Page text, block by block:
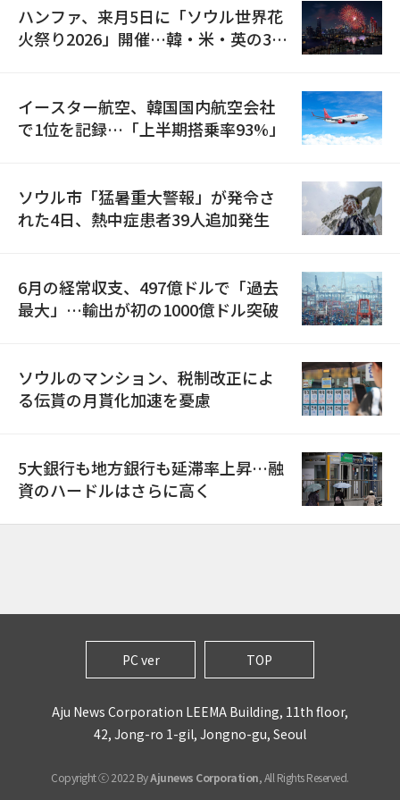
ハンファ、来月5日に「ソウル世界花
火祭り2026」開催…韓・米・英の3カ
イースター航空、韓国国内航空会社
で1位を記録…「上半期搭乗率93%」
ソウル市「猛暑重大警報」が発令さ
れた4日、熱中症患者39人追加発生
6月の経常収支、497億ドルで「過去
最大」…輸出が初の1000億ドル突破
ソウルのマンション、税制改正によ
る伝貰の月貰化加速を憂慮
5大銀行も地方銀行も延滞率上昇…融
資のハードルはさらに高く
PC ver TOP
Aju News Corporation LEEMA Building, 11th floor,
42, Jong-ro 1-gil, Jongno-gu, Seoul
Copyright ⓒ 2022 ByAjunews Corporation, All Rights Reserved.